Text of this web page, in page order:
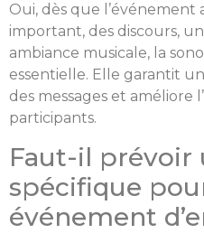
Oui, dès que
important, des discours,
ambiance musicale, la
essentielle. Elle garantit
des messages et améliore
participants.
Faut-il prévoir
spécifique
événement